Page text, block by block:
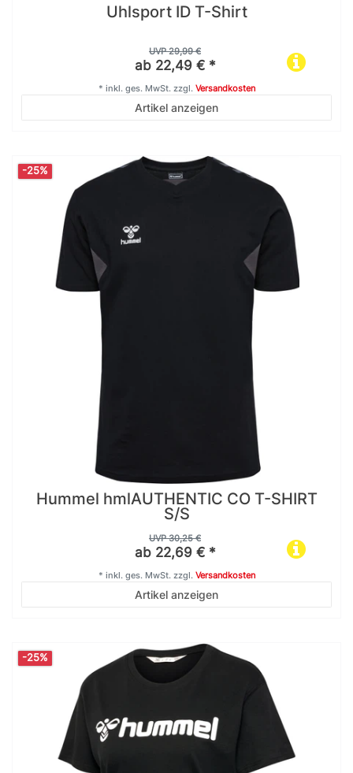
Uhlsport ID T-Shirt
UVP 29,99 €
ab 22,49 € *
Artikel anzeigen
* inkl. ges. MwSt.zzgl. Versandkosten
-25%
Hummel hmlAUTHENTIC CO T-SHIRT
S/S
UVP 30,25 €
ab 22,69 € *
Artikel anzeigen
* inkl. ges. MwSt.zzgl. Versandkosten
-25%